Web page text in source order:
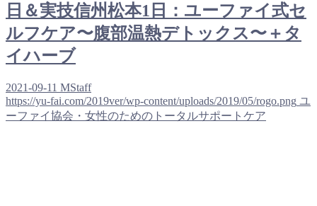
日＆実技信州松本1日：ユーファイ式セ
ルフケア〜腹部温熱デトックス〜＋タ
イハーブ
2021-09-11 MStaff
https://yu-fai.com/2019ver/wp-content/uploads/2019/05/rogo.png ユ
ーファイ協会・女性のためのトータルサポートケア